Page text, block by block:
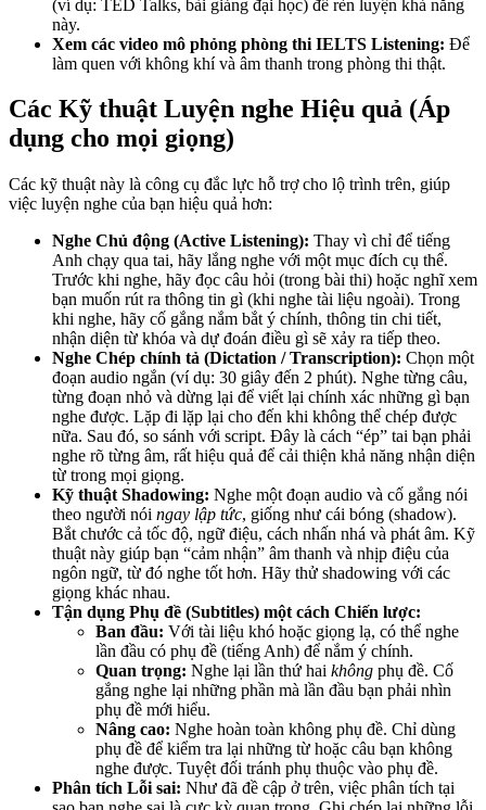
(ví dụ: TED Talks, bài giảng đại học) để rèn luyện khả năng
này.
Xem các video mô phỏng phòng thi IELTS Listening: Để
làm quen với không khí và âm thanh trong phòng thi thật.
Các Kỹ thuật Luyện nghe Hiệu quả (Áp
dụng cho mọi giọng)
Các kỹ thuật này là công cụ đắc lực hỗ trợ cho lộ trình trên, giúp
việc luyện nghe của bạn hiệu quả hơn:
Nghe Chủ động (Active Listening): Thay vì chỉ để tiếng
Anh chạy qua tai, hãy lắng nghe với một mục đích cụ thể.
Trước khi nghe, hãy đọc câu hỏi (trong bài thi) hoặc nghĩ xem
bạn muốn rút ra thông tin gì (khi nghe tài liệu ngoài). Trong
khi nghe, hãy cố gắng nắm bắt ý chính, thông tin chi tiết,
nhận diện từ khóa và dự đoán điều gì sẽ xảy ra tiếp theo.
Nghe Chép chính tả (Dictation / Transcription): Chọn một
đoạn audio ngắn (ví dụ: 30 giây đến 2 phút). Nghe từng câu,
từng đoạn nhỏ và dừng lại để viết lại chính xác những gì bạn
nghe được. Lặp đi lặp lại cho đến khi không thể chép được
nữa. Sau đó, so sánh với script. Đây là cách “ép” tai bạn phải
nghe rõ từng âm, rất hiệu quả để cải thiện khả năng nhận diện
từ trong mọi giọng.
Kỹ thuật Shadowing: Nghe một đoạn audio và cố gắng nói
theo người nói ngay lập tức, giống như cái bóng (shadow).
Bắt chước cả tốc độ, ngữ điệu, cách nhấn nhá và phát âm. Kỹ
thuật này giúp bạn “cảm nhận” âm thanh và nhịp điệu của
ngôn ngữ, từ đó nghe tốt hơn. Hãy thử shadowing với các
giọng khác nhau.
Tận dụng Phụ đề (Subtitles) một cách Chiến lược:
Ban đầu: Với tài liệu khó hoặc giọng lạ, có thể nghe
lần đầu có phụ đề (tiếng Anh) để nắm ý chính.
Quan trọng: Nghe lại lần thứ hai không phụ đề. Cố
gắng nghe lại những phần mà lần đầu bạn phải nhìn
phụ đề mới hiểu.
Nâng cao: Nghe hoàn toàn không phụ đề. Chỉ dùng
phụ đề để kiểm tra lại những từ hoặc câu bạn không
nghe được. Tuyệt đối tránh phụ thuộc vào phụ đề.
Phân tích Lỗi sai: Như đã đề cập ở trên, việc phân tích tại